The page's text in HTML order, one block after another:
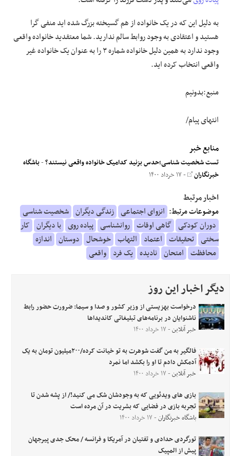
به دلیل این که در یک خانواده از هم گسیخته بزرگ شده اید منفی گرا
هستید و اعتقادی به وجود روابط سالم ندارید. شما معتقدید خانواده واقعی
وجود ندارد به همین دلیل خانواده شماره ۳ را به عنوان یک خانواده غیر
واقعی انتخاب کرده اید.
منبع:بدونیم
انتهای پیام/
منابع خبر
تست شخصیت شناسی؛حدس بزنید کدامیک خانواده واقعی نیستند؟-باشگاه
خبرنگاران - ۱۷ خرداد ۱۴۰۰
اخبار مرتبط
موضوعات مرتبط: انزوای اجتماعی زندگی دیگران شخصیت شناسی
دوران کودکی گاهی اوقات روانشناسی پیاده روی با دیگران کار
سختی تحقیقات اعتماد التهاب خوشحال دوستان اندازه
محافظت امتحان نادیده یک فرد واقعی
دیگر اخبار این روز
درخواست بهزیستی از وزیر کشور و صدا و سیما: ضرورت حضور رابط
ناشنوایان در برنامه‌های تبلیغاتی کاندیداها
خبر آنلاین- ۱۷ خرداد ۱۴۰۰
فالگیر به من گفت شوهرت به تو خیانت کرده/۲۰۰میلیون تومان به یک
آدمکش دادم تا او را بکشد اما نمرد
خبر آنلاین- ۱۷ خرداد ۱۴۰۰
بازی های ویدئویی که به وجودشان شک می کنید!/ از پشه شدن تا
تجربه بازی در فضایی که بشریت در آن مرده است
باشگاه خبرنگاران- ۱۷ خرداد ۱۴۰۰
تورگردی حدادی و تفتیان در آمریکا و فرانسه / محک جدی پیرجهان
پیش از المپیک